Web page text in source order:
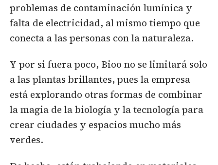
problemas de contaminación lumínica y
falta de electricidad, al mismo tiempo que
conecta a las personas con la naturaleza.
Y por si fuera poco, Bioo no se limitará solo
a las plantas brillantes, pues la empresa
está explorando otras formas de combinar
la magia de la biología y la tecnología para
crear ciudades y espacios mucho más
verdes.